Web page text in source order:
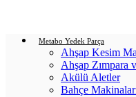
Metabo Yedek Parça
Ahşap Kesim
Ahşap Zımpara
Akülü Aletler
Bahçe